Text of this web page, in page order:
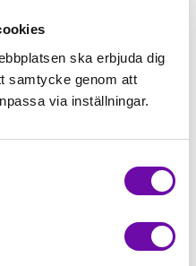
ska erbjuda dig
samtycke genom att
via inställningar.
Tråd matchande +45,00kr
+49,00kr